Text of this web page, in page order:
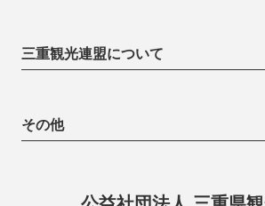
三重観光連盟について
その他